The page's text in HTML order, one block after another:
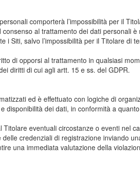
comporterà l’impossibilità per il
al trattamento dei dati personali
Siti, salvo l’impossibilità per il Titolare di
di opporsi al trattamento in qualsiasi
diritti di cui agli artt. 15 e ss. del GDPR.
ed è effettuato con logiche di
disponibilità dei dati, in conformità a
eventuali circostanze o eventi nel
credenziali di registrazione inviando
una immediata valutazione della